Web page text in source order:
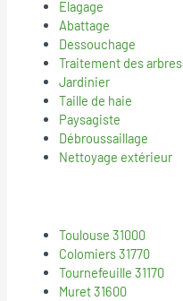
Elagage
Abattage
Dessouchage
Traitement des arbres
Jardinier
Taille de haie
Paysagiste
Débroussaillage
Nettoyage extérieur
Toulouse 31000
Colomiers 31770
Tournefeuille 31170
Muret 31600